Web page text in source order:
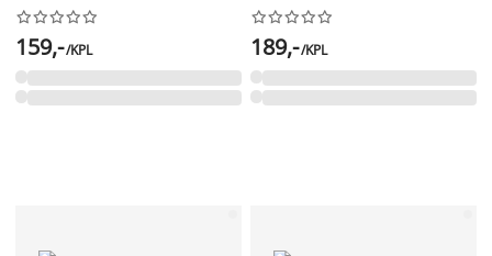






159,-/KPL






189,-/KPL